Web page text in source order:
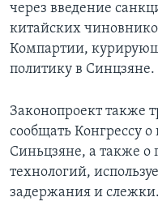
через введение
китайских
Компартии,
политику в Синцзяне.
Законопроект также
сообщать Конгрессу
Синьцзяне, а также
технологий,
задержания и слежки.